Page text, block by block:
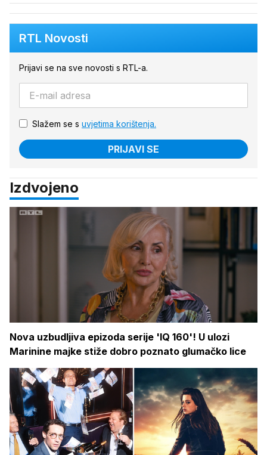
RTL Novosti
Prijavi se na sve novosti s RTL-a.
Slažem se s uvjetima korištenja.
PRIJAVI SE
Izdvojeno
Nova uzbudljiva epizoda serije 'IQ 160'! U ulozi
Marinine majke stiže dobro poznato glumačko lice